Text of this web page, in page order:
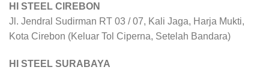
HI STEEL CIREBON
Jl. Jendral Sudirman RT 03 / 07, Kali Jaga, Harja Mukti,
Kota Cirebon (Keluar Tol Ciperna, Setelah Bandara)
HI STEEL SURABAYA